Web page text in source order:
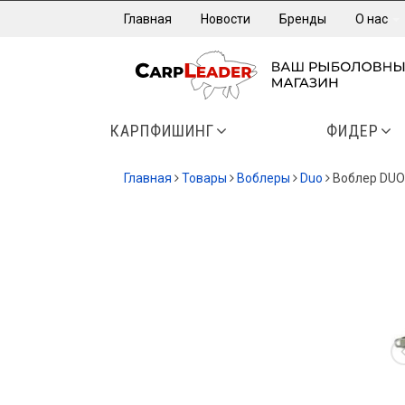
Главная Новости Бренды О нас
КАРПФИШИНГ ФИДЕР
Главная Товары Воблеры Duo Воблер